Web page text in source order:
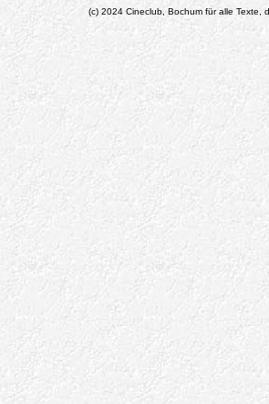
(c) 2024 Cineclub, Bochum für alle Texte,